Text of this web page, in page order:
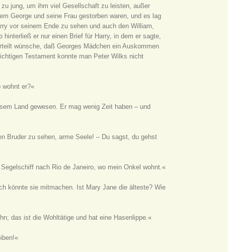
jung, um ihm viel Gesellschaft zu leisten, außer
George und seine Frau gestorben waren, und es lag
vor seinem Ende zu sehen und auch den William,
er nur einen Brief für Harry, in dem er sagte,
wünsche, daß Georges Mädchen ein Auskommen
Testament konnte man Peter Wilks nicht
er?«
Land gewesen. Er mag wenig Zeit haben – und
Bruder zu sehen, arme Seele! – Du sagst, du gehst
nach Rio de Janeiro, wo mein Onkel wohnt.«
könnte sie mitmachen. Ist Mary Jane die älteste? Wie
das ist die Wohltätige und hat eine Hasenlippe.«